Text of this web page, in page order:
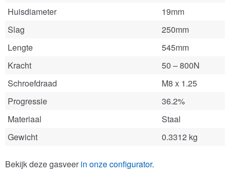
Huisdiameter
19mm
Slag
250mm
Lengte
545mm
Kracht
50 – 800N
Schroefdraad
M8 x 1.25
Progressie
36.2%
Materiaal
Staal
Gewicht
0.3312 kg
Bekijk deze gasveer in onze configurator.